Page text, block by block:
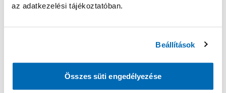
az adatkezelési tájékoztatóban.
Beállítások
Összes süti engedélyezése